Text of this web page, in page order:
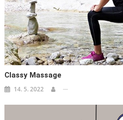
Classy Massage
14. 5. 2022